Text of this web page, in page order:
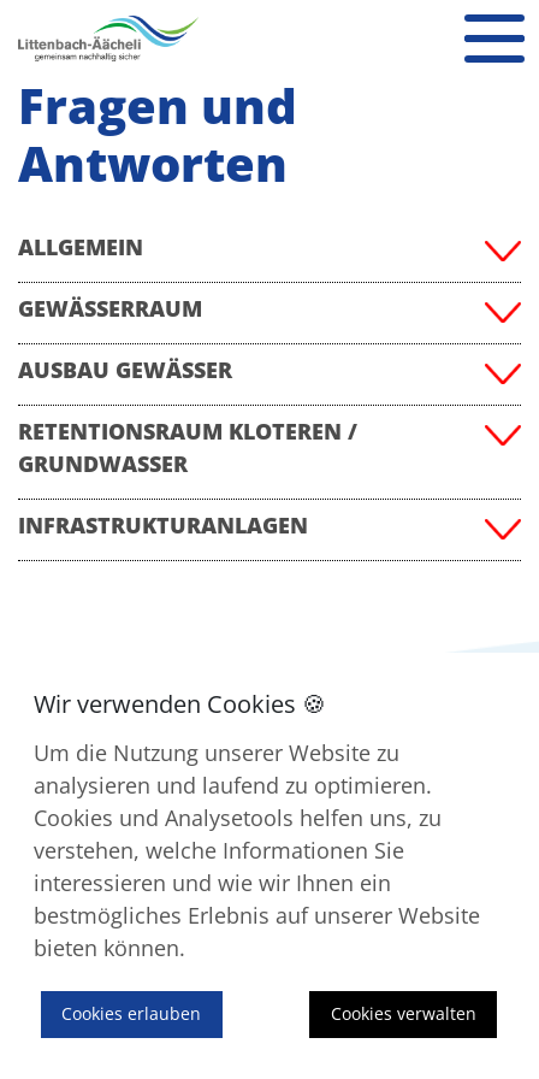
Fragen und
Antworten
ALLGEMEIN
GEWÄSSERRAUM
AUSBAU GEWÄSSER
RETENTIONSRAUM KLOTEREN /
GRUNDWASSER
INFRASTRUKTURANLAGEN
Kontakt
Impressum
Downloads
Datenschutz
Um die Nutzung unserer Website zu
analysieren und laufend zu optimieren.
Cookies und Analysetools helfen uns, zu
verstehen, welche Informationen Sie
interessieren und wie wir Ihnen ein
bestmögliches Erlebnis auf unserer Website
bieten können.
Cookies verwalten
Cookies erlauben